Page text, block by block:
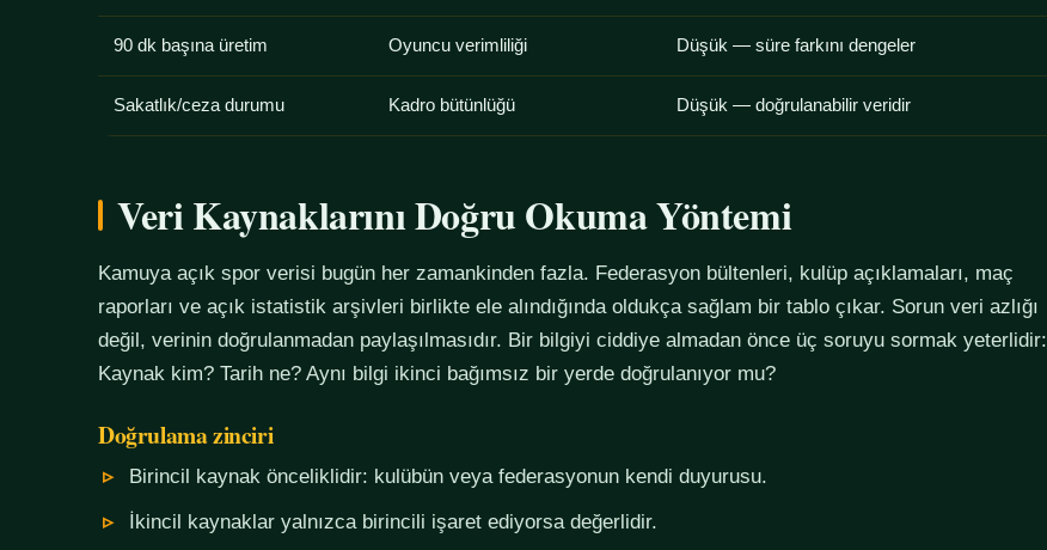
90 dk başına üretim Oyuncu verimliliği Düşük — süre farkını dengeler
Sakatlık/ceza durumu Kadro bütünlüğü Düşük — doğrulanabilir veridir
Veri Kaynaklarını Doğru Okuma Yöntemi
Kamuya açık spor verisi bugün her zamankinden fazla. Federasyon bültenleri, kulüp açıklamaları, maç
raporları ve açık istatistik arşivleri birlikte ele alındığında oldukça sağlam bir tablo çıkar. Sorun veri azlığı
değil, verinin doğrulanmadan paylaşılmasıdır. Bir bilgiyi ciddiye almadan önce üç soruyu sormak yeterlidir:
Kaynak kim? Tarih ne? Aynı bilgi ikinci bağımsız bir yerde doğrulanıyor mu?
Doğrulama zinciri
Birincil kaynak önceliklidir: kulübün veya federasyonun kendi duyurusu.
İkincil kaynaklar yalnızca birincili işaret ediyorsa değerlidir.